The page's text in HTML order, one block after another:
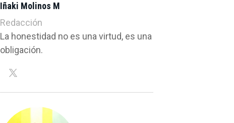
Iñaki Molinos M
Redacción
La honestidad no es una virtud, es una
obligación.